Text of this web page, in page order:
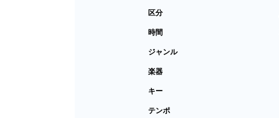
区分
時間
ジャンル
楽器
キー
テンポ